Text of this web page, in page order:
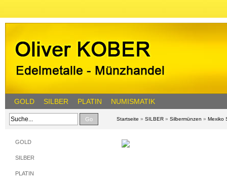
GOLD SILBER PLATIN NUMISMATIK
Go Startseite » SILBER » Silbermünzen » Mexiko
GOLD
SILBER
PLATIN